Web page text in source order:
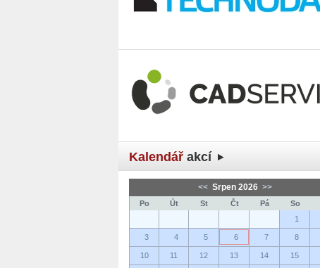
Kalendář akcí
<< Srpen 2026 >>
Po Út St Čt Pá So
1
3 4 5 6 7 8
10 11 12 13 14 15